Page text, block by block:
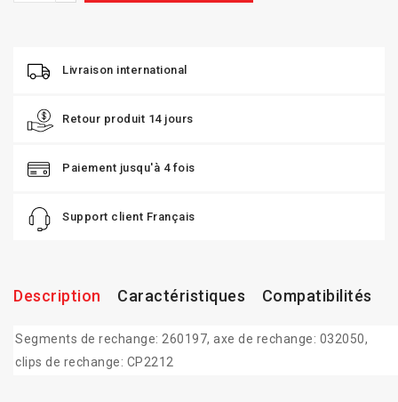
Livraison international
Retour produit 14 jours
Paiement jusqu'à 4 fois
Support client Français
Description Caractéristiques Compatibilités
Segments de rechange: 260197, axe de rechange: 032050,
clips de rechange: CP2212